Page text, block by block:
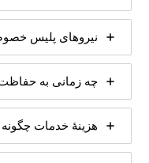
نیروهای پلیس
چه زمانی به
هزینهٔ خدمات